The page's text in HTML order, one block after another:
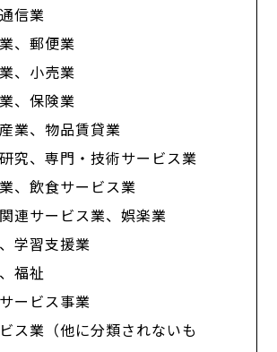
信業
、郵便業
、小売業
、保険業
業、物品賃貸業
究、専門・技術サービス業
、飲食サービス業
連サービス業、娯楽業
学習支援業
福祉
ービス事業
ス業（他に分類されないも